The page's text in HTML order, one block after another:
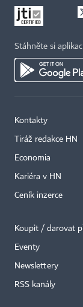
Stáhněte si
Kontakty
Tiráž redakce HN
Economia
Kariéra v HN
Ceník inzerce
Koupit / darovat
Eventy
Newslettery
RSS kanály